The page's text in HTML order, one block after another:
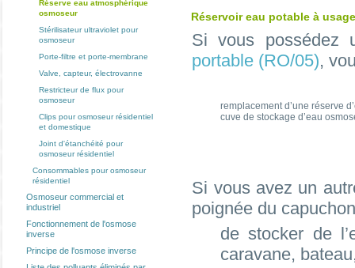
Réserve eau atmosphérique
osmoseur
Stérilisateur ultraviolet pour
osmoseur
Porte-filtre et porte-membrane
Valve, capteur, électrovanne
Restricteur de flux pour
osmoseur
Clips pour osmoseur résidentiel
et domestique
Joint d'étanchéité pour
osmoseur résidentiel
Consommables pour osmoseur
résidentiel
Osmoseur commercial et
industriel
Fonctionnement de l'osmose
inverse
Principe de l'osmose inverse
Réservoir eau potable à
Si vous possédez
portable (RO/05),
remplacement d’une réserve
cuve de stockage d’eau
Si vous avez un
poignée du
de stocker de
caravane,